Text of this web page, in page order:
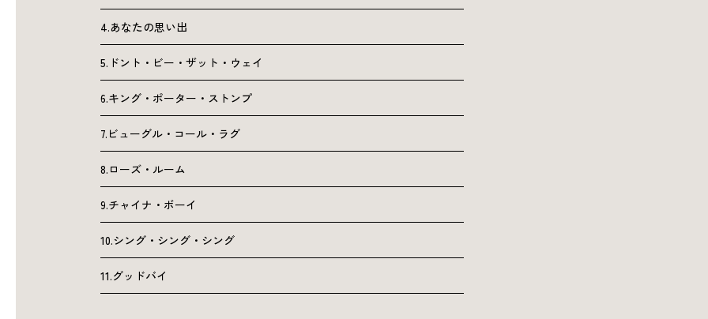
4.あなたの思い出
5.ドント・ビー・ザット・ウェイ
6.キング・ポーター・ストンプ
7.ビューグル・コール・ラグ
8.ローズ・ルーム
9.チャイナ・ボーイ
10.シング・シング・シング
11.グッドバイ